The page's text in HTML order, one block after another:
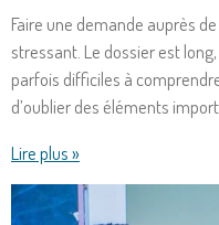
Faire une demande auprès
stressant. Le dossier est
parfois difficiles à
d’oublier des éléments
Lire plus »